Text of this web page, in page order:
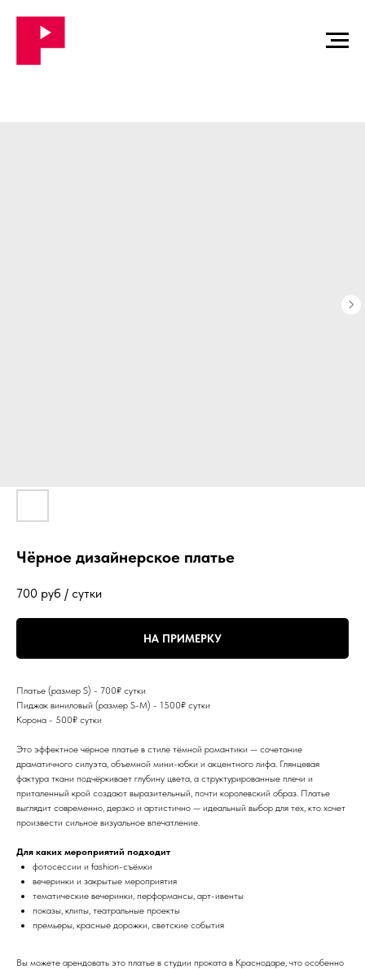
Чёрное дизайнерское платье
700 руб / сутки
НА ПРИМЕРКУ
Платье (размер S) - 700₽ сутки
Пиджак виниловый (размер S-M) - 1500₽ сутки
Корона - 500₽ сутки
Это эффектное чёрное платье в стиле тёмной романтики — сочетание
драматичного силуэта, объемной мини-юбки и акцентного лифа. Глянцевая
фактура ткани подчёркивает глубину цвета, а структурированные плечи и
приталенный крой создают выразительный, почти королевский образ. Платье
выглядит современно, дерзко и артистично — идеальный выбор для тех, кто хочет
произвести сильное визуальное впечатление.
Для каких мероприятий подходит
фотосессии и fashion-съёмки
вечеринки и закрытые мероприятия
тематические вечеринки, перформансы, арт-ивенты
показы, клипы, театральные проекты
премьеры, красные дорожки, светские события
Вы можете арендовать это платье в студии проката в Краснодаре, что особенно